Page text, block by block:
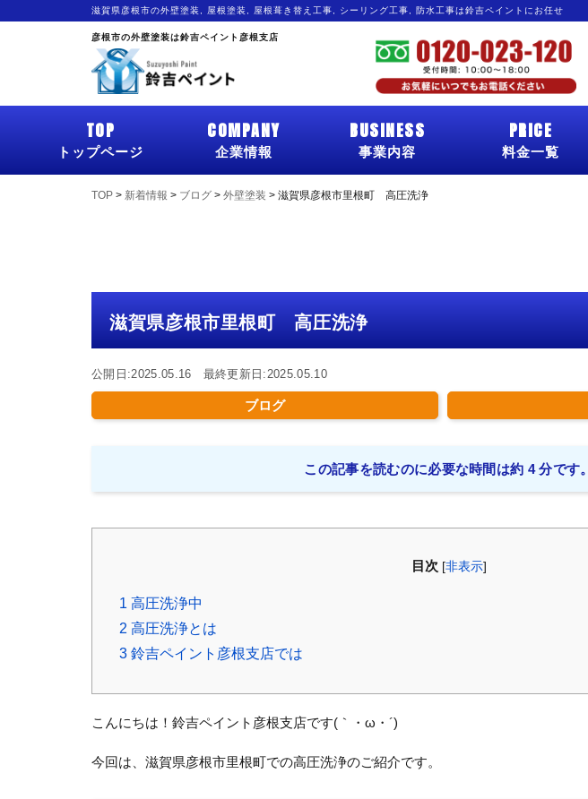
滋賀県彦根市の外壁塗装, 屋根塗装, 屋根葺き替え工事, シーリング工事, 防水工事は鈴吉ペイントにお任せ
彦根市の外壁塗装は鈴吉ペイント彦根支店
TOP
トップページ
COMPANY
企業情報
BUSINESS
事業内容
PRICE
料金一覧
TOP > 新着情報 > ブログ > 外壁塗装 > 滋賀県彦根市里根町 高圧洗浄
滋賀県彦根市里根町 高圧洗浄
公開日:2025.05.16 最終更新日:2025.05.10
ブログ
この記事を読むのに必要な時間は約 4 分です。
目次 [非表示]
1 高圧洗浄中
2 高圧洗浄とは
3 鈴吉ペイント彦根支店では
こんにちは！鈴吉ペイント彦根支店です(｀・ω・´)ゞ
今回は、滋賀県彦根市里根町での高圧洗浄のご紹介です。